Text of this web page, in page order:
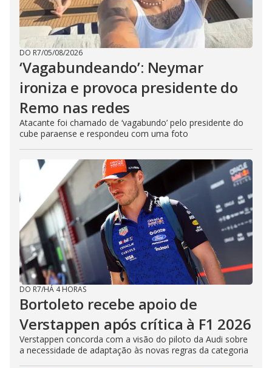
DO R7/05/08/2026
‘Vagabundeando’: Neymar
ironiza e provoca presidente do
Remo nas redes
Atacante foi chamado de ‘vagabundo’ pelo presidente do
cube paraense e respondeu com uma foto
DO R7/HÁ 4 HORAS
Bortoleto recebe apoio de
Verstappen após crítica à F1 2026
Verstappen concorda com a visão do piloto da Audi sobre
a necessidade de adaptação às novas regras da categoria